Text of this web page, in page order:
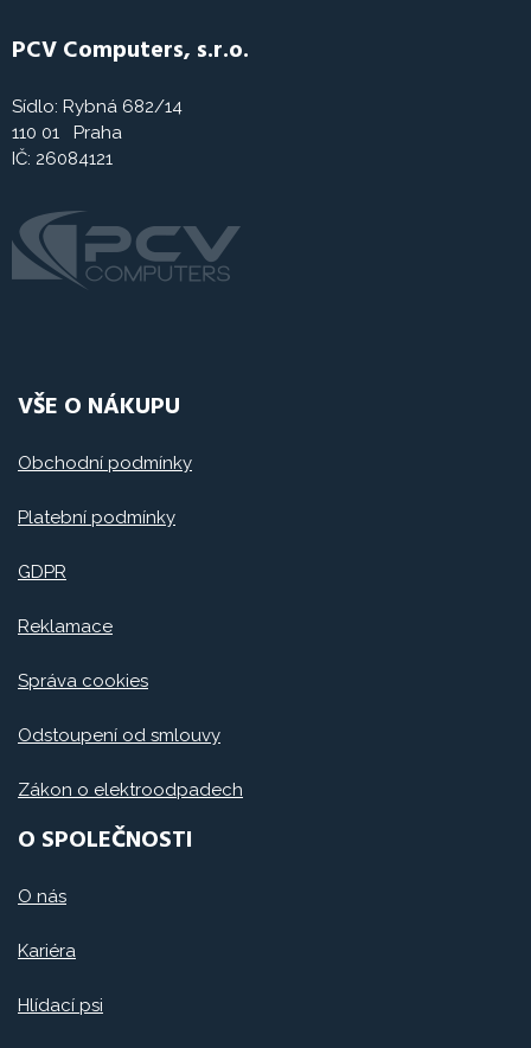
PCV Computers, s.r.o.
Sídlo: Rybná 682/14
110 01 Praha
IČ: 26084121
VŠE O NÁKUPU
Obchodní podmínky
Platební podmínky
GDPR
Reklamace
Správa cookies
Odstoupení od smlouvy
Zákon o elektroodpadech
O SPOLEČNOSTI
O nás
Kariéra
Hlídací psi